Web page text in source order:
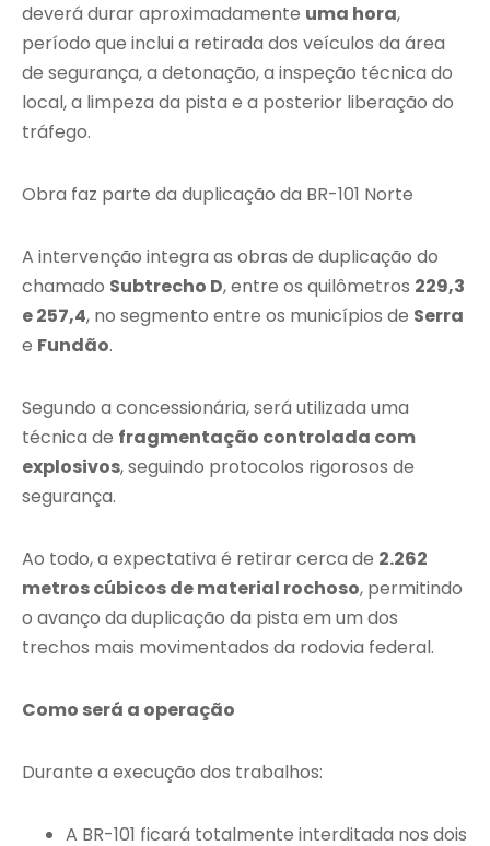
deverá durar aproximadamente uma hora,
período que inclui a retirada dos veículos da área
de segurança, a detonação, a inspeção técnica do
local, a limpeza da pista e a posterior liberação do
tráfego.
Obra faz parte da duplicação da BR-101 Norte
A intervenção integra as obras de duplicação do
chamado Subtrecho D, entre os quilômetros 229,3
e 257,4, no segmento entre os municípios de Serra
e Fundão.
Segundo a concessionária, será utilizada uma
técnica de fragmentação controlada com
explosivos, seguindo protocolos rigorosos de
segurança.
Ao todo, a expectativa é retirar cerca de 2.262
metros cúbicos de material rochoso, permitindo
o avanço da duplicação da pista em um dos
trechos mais movimentados da rodovia federal.
Como será a operação
Durante a execução dos trabalhos:
A BR-101 ficará totalmente interditada nos dois